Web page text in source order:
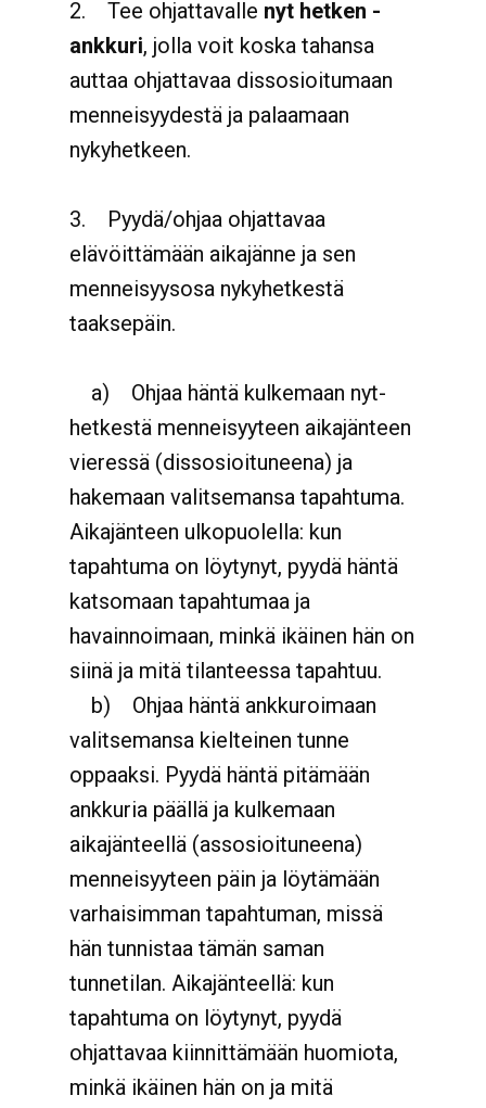
2. Tee ohjattavalle nyt hetken -
ankkuri, jolla voit koska tahansa
auttaa ohjattavaa dissosioitumaan
menneisyydestä ja palaamaan
nykyhetkeen.
3. Pyydä/ohjaa ohjattavaa
elävöittämään aikajänne ja sen
menneisyysosa nykyhetkestä
taaksepäin.
a) Ohjaa häntä kulkemaan nyt-
hetkestä menneisyyteen aikajänteen
vieressä (dissosioituneena) ja
hakemaan valitsemansa tapahtuma.
Aikajänteen ulkopuolella: kun
tapahtuma on löytynyt, pyydä häntä
katsomaan tapahtumaa ja
havainnoimaan, minkä ikäinen hän on
siinä ja mitä tilanteessa tapahtuu.
b) Ohjaa häntä ankkuroimaan
valitsemansa kielteinen tunne
oppaaksi. Pyydä häntä pitämään
ankkuria päällä ja kulkemaan
aikajänteellä (assosioituneena)
menneisyyteen päin ja löytämään
varhaisimman tapahtuman, missä
hän tunnistaa tämän saman
tunnetilan. Aikajänteellä: kun
tapahtuma on löytynyt, pyydä
ohjattavaa kiinnittämään huomiota,
minkä ikäinen hän on ja mitä